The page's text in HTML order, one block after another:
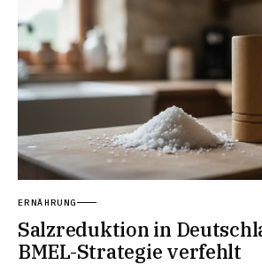
ERNÄHRUNG
Salzreduktion in
BMEL-Strategie verfehlt